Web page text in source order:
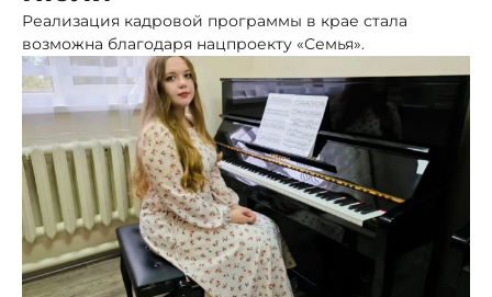
Реализация кадровой программы в крае стала
возможна благодаря нацпроекту «Семья».